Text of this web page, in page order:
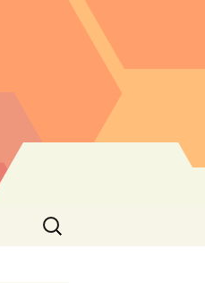
Buscar: